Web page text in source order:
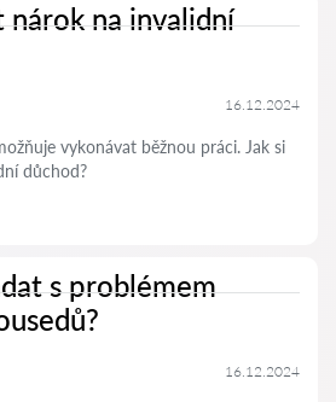
nárok na invalidní
16.12.2024
vykonávat běžnou práci. Jak si
důchod?
s problémem
16.12.2024